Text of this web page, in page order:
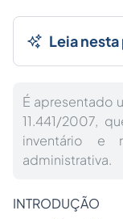
Leia
É apresentado
11.441/2007,
inventário e
administrativa.
INTRODUÇÃO